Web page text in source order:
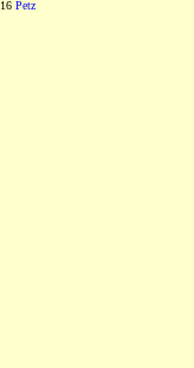
16 Petz